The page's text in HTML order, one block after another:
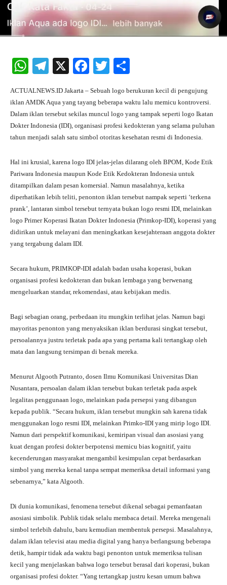
W
ts
A
pp
Te
gr
a
m
X
Fa
bo
ok
T
tte
r
re
ACTUALNEWS.ID Jakarta – Sebuah logo berukuran kecil di pengujung
iklan AMDK Aqua yang tayang beberapa waktu lalu memicu kontroversi.
Dalam iklan tersebut sekilas muncul logo yang tampak seperti logo Ikatan
Dokter Indonesia (IDI), organisasi profesi kedokteran yang selama puluhan
tahun menjadi salah satu simbol otoritas kesehatan resmi di Indonesia.
Hal ini krusial, karena logo IDI jelas-jelas dilarang oleh BPOM, Kode Etik
Pariwara Indonesia maupun Kode Etik Kedokteran Indonesia untuk
ditampilkan dalam pesan komersial. Namun masalahnya, ketika
diperhatikan lebih teliti, penonton iklan tersebut nampak seperti ‘terkena
prank’, lantaran simbol tersebut ternyata bukan logo resmi IDI, melainkan
logo Primer Koperasi Ikatan Dokter Indonesia (Primkop-IDI), koperasi yang
didirikan untuk melayani dan meningkatkan kesejahteraan anggota dokter
yang tergabung dalam IDI.
Secara hukum, PRIMKOP-IDI adalah badan usaha koperasi, bukan
organisasi profesi kedokteran dan bukan lembaga yang berwenang
mengeluarkan standar, rekomendasi, atau kebijakan medis.
Bagi sebagian orang, perbedaan itu mungkin terlihat jelas. Namun bagi
mayoritas penonton yang menyaksikan iklan berdurasi singkat tersebut,
persoalannya justru terletak pada apa yang pertama kali tertangkap oleh
mata dan langsung tersimpan di benak mereka.
Menurut Algooth Putranto, dosen Ilmu Komunikasi Universitas Dian
Nusantara, persoalan dalam iklan tersebut bukan terletak pada aspek
legalitas penggunaan logo, melainkan pada persepsi yang dibangun
kepada publik. “Secara hukum, iklan tersebut mungkin sah karena tidak
menggunakan logo resmi IDI, melainkan Primko-IDI yang mirip logo IDI.
Namun dari perspektif komunikasi, kemiripan visual dan asosiasi yang
kuat dengan profesi dokter berpotensi memicu bias kognitif, yaitu
kecenderungan masyarakat mengambil kesimpulan cepat berdasarkan
simbol yang mereka kenal tanpa sempat memeriksa detail informasi yang
sebenarnya,” kata Algooth.
Di dunia komunikasi, fenomena tersebut dikenal sebagai pemanfaatan
asosiasi simbolik. Publik tidak selalu membaca detail. Mereka mengenali
simbol terlebih dahulu, baru kemudian membentuk persepsi. Masalahnya,
dalam iklan televisi atau media digital yang hanya berlangsung beberapa
detik, hampir tidak ada waktu bagi penonton untuk memeriksa tulisan
kecil yang menjelaskan bahwa logo tersebut berasal dari koperasi, bukan
organisasi profesi dokter. “Yang tertangkap justru kesan umum bahwa